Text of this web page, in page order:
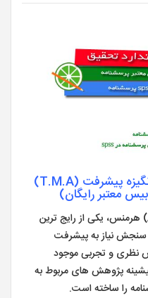
دریافت پرسشنامه استاندارد انگیزه پیشرفت (T.M.A)
معتبر رایگان)
پرسشنامه انگیزه پیشرفت (A.M.T) هرمنس، یکی از رایج ترین
سنجش نیاز به پیشرفت
دانش نظری و تجربی موجود
پژوهش های مربوط به
را ساخته است.